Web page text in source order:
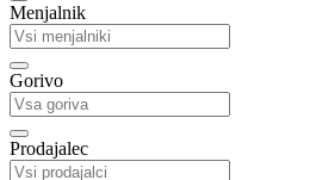
Menjalnik
Gorivo
Prodajalec